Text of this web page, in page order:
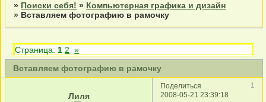
» Поиски себя! » Компьютерная графика и дизайн
» Вставляем фотографию в рамочку
Вставляем фотографию в рамочку
Страница: 1 2 »
Поделиться
1
2008-05-21 23:39:18
Лиля